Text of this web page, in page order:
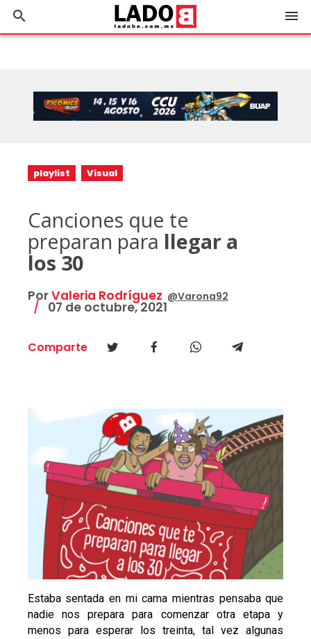
search menu
playlist Visual
Canciones que te
preparan para llegar a
los 30
PorValeria Rodríguez @Varona92
07 de octubre, 2021
Comparte
Estaba sentada en mi cama mientras pensaba que
nadie nos prepara para comenzar otra etapa y
menos para esperar los treinta, tal vez algunas